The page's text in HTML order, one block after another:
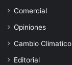
Comercial
Opiniones
Cambio Climatico
Editorial